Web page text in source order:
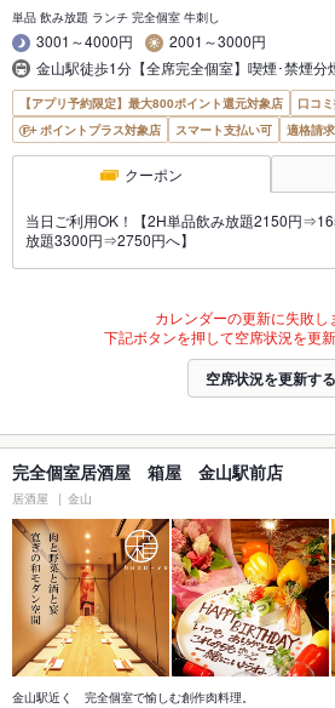
単品 飲み放題 ランチ 完全個室 牛刺し
3001～4000円
2001～3000円
金山駅徒歩1分【全席完全個室】喫煙･禁煙
【アプリ予約限定】最大800ポイント還元対象店
口コ
ポイントプラス対象店
スマート支払い可 適格請
クーポン
当日ご利用OK！【2H単品飲み放題2150円
放題3300円⇒2750円へ】
カレンダーの更新に失敗し
下記ボタンを押して空席状況を更新
空席状況を更新する
完全個室居酒屋 箱屋 金山駅前店
居酒屋 金山
金山駅近く 完全個室で愉しむ創作肉料理。